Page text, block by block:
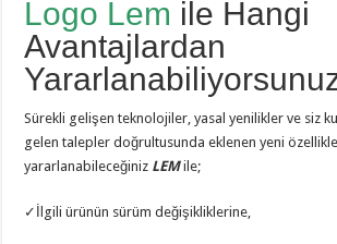
Logo Lem ile Hangi
Avantajlardan
Sürekli gelişen teknolojiler, yasal yenilikler ve siz
gelen talepler doğrultusunda eklenen yeni
yararlanabileceğiniz LEMile;
✓İlgili ürünün sürüm değişikliklerine,